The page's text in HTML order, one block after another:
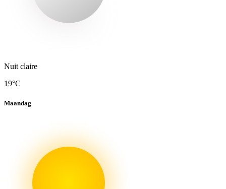
Nuit claire
19°C
Maandag